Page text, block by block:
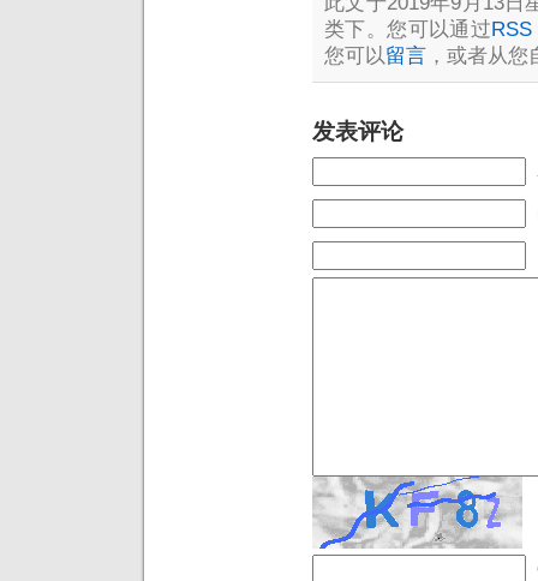
类下。您可以通过RSS
您可以留言 ，或者从
发表评论